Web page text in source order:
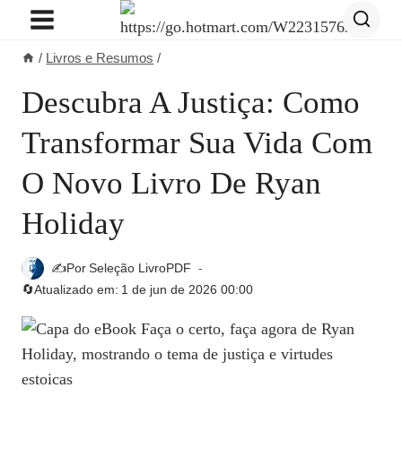
Pular
/ Livros e Resumos /
Descubra A Justiça: Como
Transformar Sua Vida Com
O Novo Livro De Ryan
Holiday
✍️PorSeleção LivroPDF
🔄Atualizado em: 1 de jun de 2026 00:00